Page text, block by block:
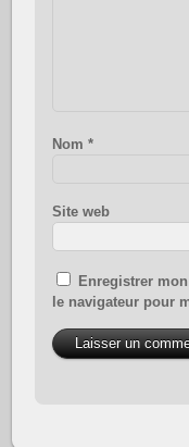
Nom *
Site web
Enregistrer
le navigateur pour